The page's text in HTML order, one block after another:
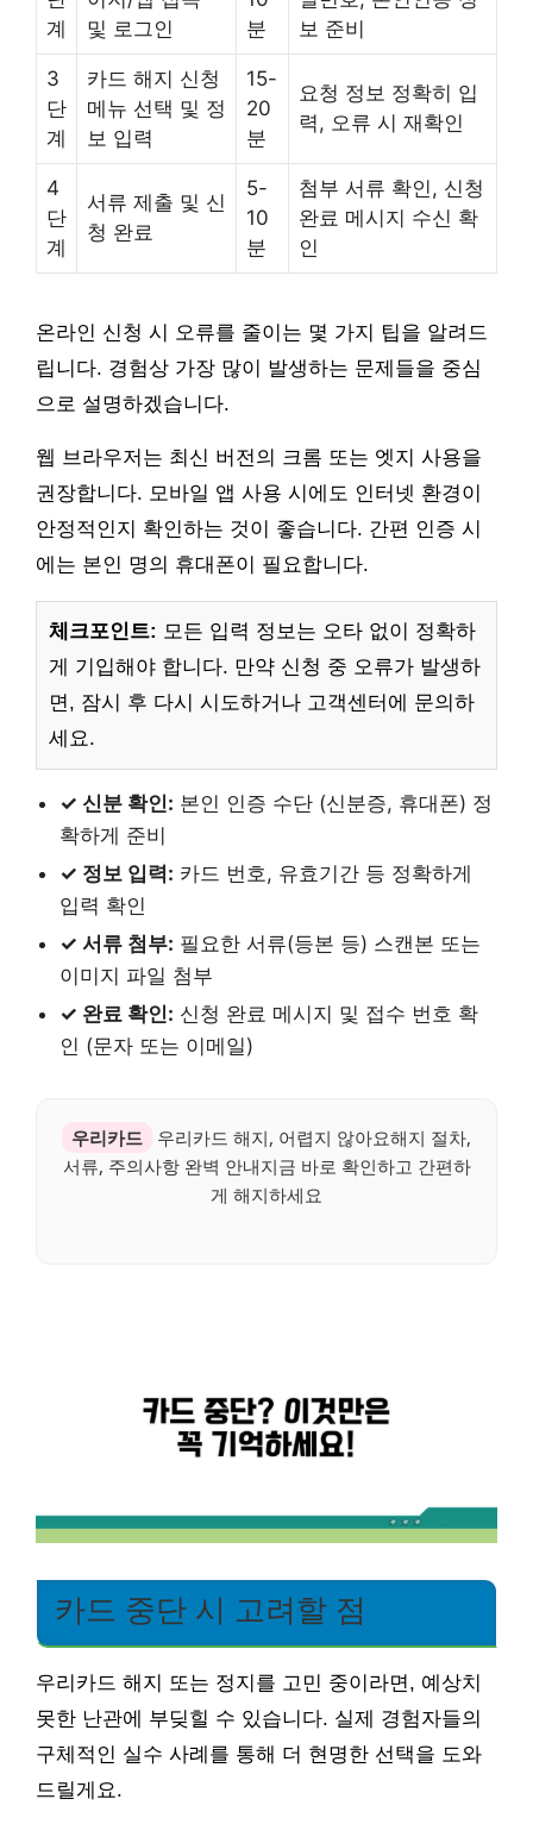
계
및 로그인
분
보 준비
3
단
계
카드 해지 신청
메뉴 선택 및 정
보 입력
15-
20
분
요청 정보 정확히 입
력, 오류 시 재확인
4
단
계
서류 제출 및 신
청 완료
5-
10
분
첨부 서류 확인, 신청
완료 메시지 수신 확
인
온라인 신청 시 오류를 줄이는 몇 가지 팁을 알려드
립니다. 경험상 가장 많이 발생하는 문제들을 중심
으로 설명하겠습니다.
웹 브라우저는 최신 버전의 크롬 또는 엣지 사용을
권장합니다. 모바일 앱 사용 시에도 인터넷 환경이
안정적인지 확인하는 것이 좋습니다. 간편 인증 시
에는 본인 명의 휴대폰이 필요합니다.
체크포인트: 모든 입력 정보는 오타 없이 정확하
게 기입해야 합니다. 만약 신청 중 오류가 발생하
면, 잠시 후 다시 시도하거나 고객센터에 문의하
세요.
✓ 신분 확인: 본인 인증 수단 (신분증, 휴대폰) 정
확하게 준비
✓ 정보 입력: 카드 번호, 유효기간 등 정확하게
입력 확인
✓ 서류 첨부: 필요한 서류(등본 등) 스캔본 또는
이미지 파일 첨부
✓ 완료 확인: 신청 완료 메시지 및 접수 번호 확
인 (문자 또는 이메일)
우리카드
우리카드 해지, 어렵지 않아요해지 절차,
서류, 주의사항 완벽 안내지금 바로 확인하고 간편하
게 해지하세요
카드 중단 시 고려할 점
우리카드 해지 또는 정지를 고민 중이라면, 예상치
못한 난관에 부딪힐 수 있습니다. 실제 경험자들의
구체적인 실수 사례를 통해 더 현명한 선택을 도와
드릴게요.